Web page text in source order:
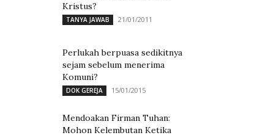
Kristus?
TANYA JAWAB 21/01/2011
Perlukah berpuasa sedikitnya
sejam sebelum menerima
Komuni?
DOK GEREJA 15/01/2015
Mendoakan Firman Tuhan:
Mohon Kelembutan Ketika